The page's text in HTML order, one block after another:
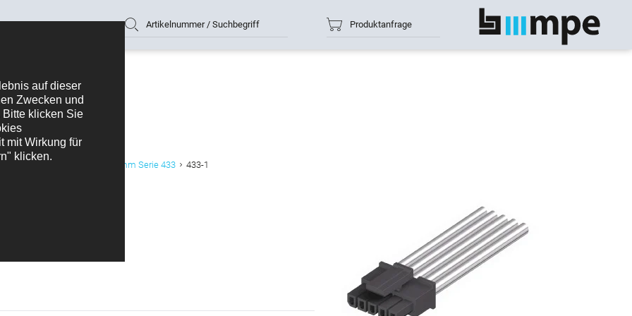
Artikelnummer / Suchbegriff Produktanfrage Alle anzeigen
Buchsengehäuse 3,00 mm Serie 433 433-1